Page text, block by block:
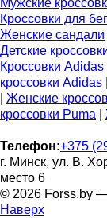
Мужские
Кроссовки для
Женские сандали
Детские
Кроссовки Adidas
кроссовки Adidas
Женские
кроссовки Puma
Телефон:+375
г. Минск, ул. В.
место 6
© 2026 Forss.by —
Наверх